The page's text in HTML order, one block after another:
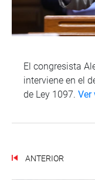
El congresista
interviene en el
de Ley 1097. Ver
ANTERIOR